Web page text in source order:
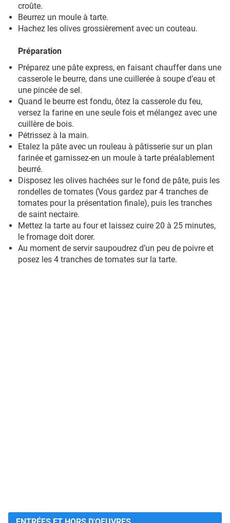
croûte.
Beurrez un moule à tarte.
Hachez les olives grossièrement avec un couteau.
Préparation
Préparez une pâte express, en faisant chauffer dans une
casserole le beurre, dans une cuillerée à soupe d’eau et
une pincée de sel.
Quand le beurre est fondu, ôtez la casserole du feu,
versez la farine en une seule fois et mélangez avec une
cuillère de bois.
Pétrissez à la main.
Etalez la pâte avec un rouleau à pâtisserie sur un plan
farinée et garnissez-en un moule à tarte préalablement
beurré.
Disposez les olives hachées sur le fond de pâte, puis les
rondelles de tomates (Vous gardez par 4 tranches de
tomates pour la présentation finale), puis les tranches
de saint nectaire.
Mettez la tarte au four et laissez cuire 20 à 25 minutes,
le fromage doit dorer.
Au moment de servir saupoudrez d’un peu de poivre et
posez les 4 tranches de tomates sur la tarte.